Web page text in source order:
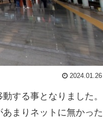
2024.01.26
する事となりました。
まりネットに無かった